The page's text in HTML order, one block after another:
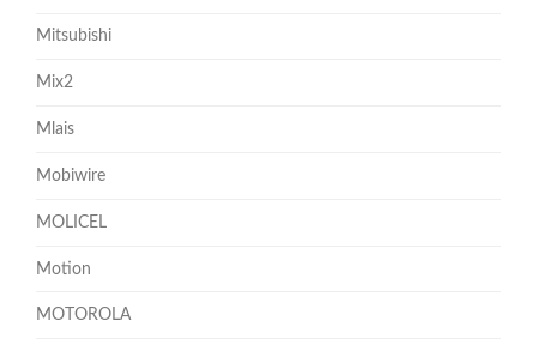
Mitsubishi
Mix2
Mlais
Mobiwire
MOLICEL
Motion
MOTOROLA